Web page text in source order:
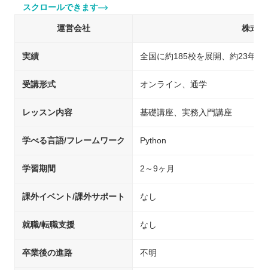
スクロールできます
運営会社 株式
実績 全国に約185校を展開、約23年指
受講形式 オンライン、通学
レッスン内容 基礎講座、実務入門講座
学べる言語/フレームワーク Python
学習期間 2～9ヶ月
課外イベント/課外サポート なし
就職/転職支援 なし
卒業後の進路 不明